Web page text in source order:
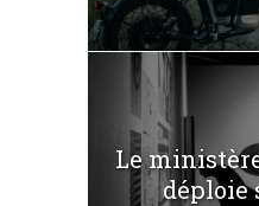
Le
déploie